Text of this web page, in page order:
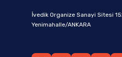
İvedik Organize Sanayi Sitesi
Yenimahalle/ANKARA